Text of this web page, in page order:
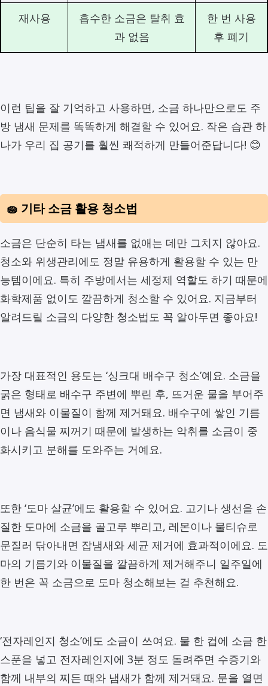
재사용
흡수한 소금은 탈취 효
과 없음
한 번 사용
후 폐기
이런 팁을 잘 기억하고 사용하면, 소금 하나만으로도 주
방 냄새 문제를 똑똑하게 해결할 수 있어요. 작은 습관 하
나가 우리 집 공기를 훨씬 쾌적하게 만들어준답니다! 😊
🧽 기타 소금 활용 청소법
소금은 단순히 타는 냄새를 없애는 데만 그치지 않아요.
청소와 위생관리에도 정말 유용하게 활용할 수 있는 만
능템이에요. 특히 주방에서는 세정제 역할도 하기 때문에
화학제품 없이도 깔끔하게 청소할 수 있어요. 지금부터
알려드릴 소금의 다양한 청소법도 꼭 알아두면 좋아요!
가장 대표적인 용도는 ‘싱크대 배수구 청소’예요. 소금을
굵은 형태로 배수구 주변에 뿌린 후, 뜨거운 물을 부어주
면 냄새와 이물질이 함께 제거돼요. 배수구에 쌓인 기름
이나 음식물 찌꺼기 때문에 발생하는 악취를 소금이 중
화시키고 분해를 도와주는 거예요.
또한 ‘도마 살균’에도 활용할 수 있어요. 고기나 생선을 손
질한 도마에 소금을 골고루 뿌리고, 레몬이나 물티슈로
문질러 닦아내면 잡냄새와 세균 제거에 효과적이에요. 도
마의 기름기와 이물질을 깔끔하게 제거해주니 일주일에
한 번은 꼭 소금으로 도마 청소해보는 걸 추천해요.
‘전자레인지 청소’에도 소금이 쓰여요. 물 한 컵에 소금 한
스푼을 넣고 전자레인지에 3분 정도 돌려주면 수증기와
함께 내부의 찌든 때와 냄새가 함께 제거돼요. 문을 열면